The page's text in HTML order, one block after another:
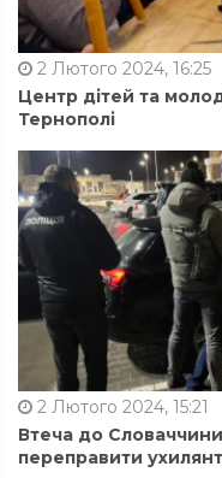
2 Лютого 2024, 16:25
Центр дітей та
Тернополі
2 Лютого 2024, 15:21
Втеча до
переправити